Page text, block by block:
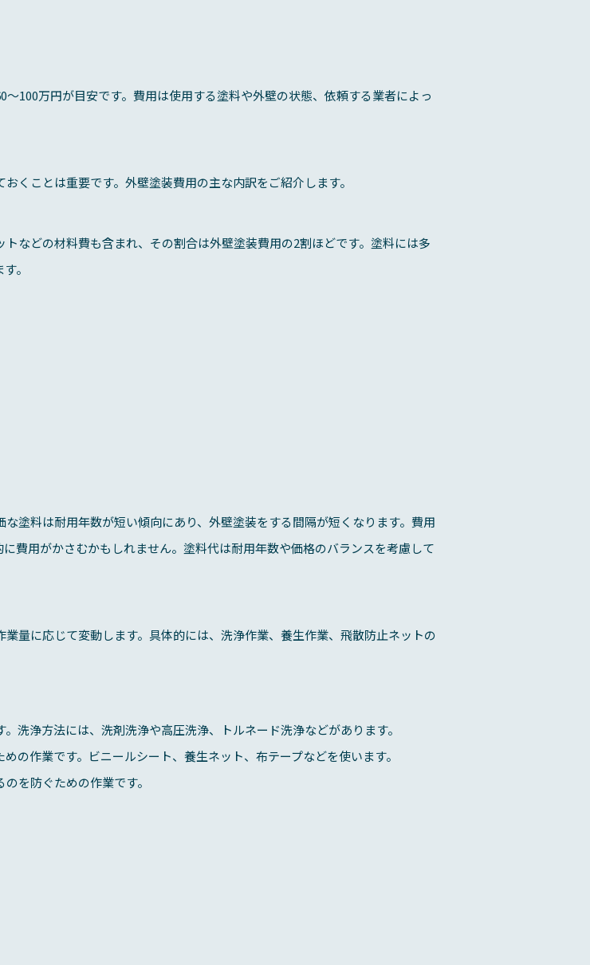
100万円が目安です。費用は使用する塗料や外壁の状態、依頼する業者によっ
くことは重要です。外壁塗装費用の主な内訳をご紹介します。
などの材料費も含まれ、その割合は外壁塗装費用の2割ほどです。塗料には多
。
塗料は耐用年数が短い傾向にあり、外壁塗装をする間隔が短くなります。費用
費用がかさむかもしれません。塗料代は耐用年数や価格のバランスを考慮して
量に応じて変動します。具体的には、洗浄作業、養生作業、飛散防止ネットの
洗浄方法には、洗剤洗浄や高圧洗浄、トルネード洗浄などがあります。
の作業です。ビニールシート、養生ネット、布テープなどを使います。
を防ぐための作業です。